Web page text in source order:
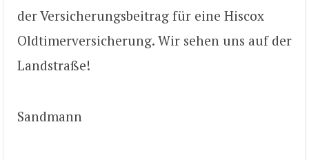
der Versicherungsbeitrag für eine Hiscox
Oldtimerversicherung. Wir sehen uns auf der
Landstraße!
Sandmann